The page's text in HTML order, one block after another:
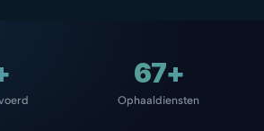
67+
Ophaaldiensten